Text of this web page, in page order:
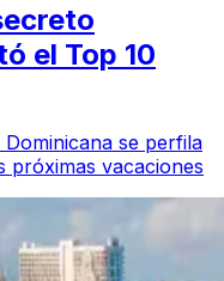
el Top 10
se perfila
próximas vacaciones